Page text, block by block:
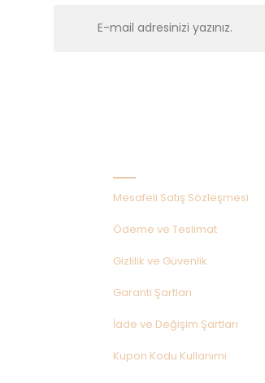
Mesafeli Satış Sözleşmesi
Ödeme ve Teslimat
Gizlilik ve Güvenlik
Garanti Şartları
İade ve Değişim Şartları
Kupon Kodu Kullanımı